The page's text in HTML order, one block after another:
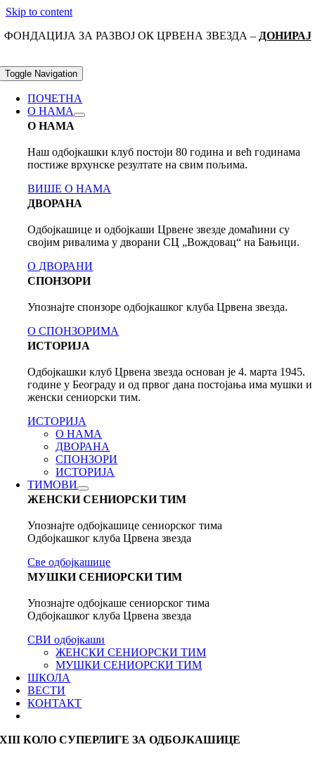
Skip to content
ФОНДАЦИЈА ЗА РАЗВОЈ ОК ЦРВЕНА ЗВЕЗДА – ДОНИРАЈ
Toggle Navigation
ПОЧЕТНА
О НАМА
О НАМА
Наш одбојкашки клуб постоји 80 годинa и већ годинама
постиже врхунске резултате на свим пољима.
ВИШЕ О НАМА
ДВОРАНА
Одбојкашице и одбојкаши Црвене звезде домаћини су
својим ривалима у дворани СЦ „Вождовац“ на Бањици.
О ДВОРАНИ
СПОНЗОРИ
Упознајте спонзоре одбојкашког клуба Црвена звезда.
О СПОНЗОРИМА
ИСТОРИЈА
Одбојкашки клуб Црвена звезда основан је 4. марта 1945.
године у Београду и од првог дана постојања има мушки и
женски сениорски тим.
ИСТОРИЈА
О НАМА
ДВОРАНА
СПОНЗОРИ
ИСТОРИЈА
ТИМОВИ
ЖЕНСКИ СЕНИОРСКИ ТИМ
Упознајте одбојкашице сениорског тима
Одбојкашког клуба Црвена звезда
Све одбојкашице
МУШКИ СЕНИОРСКИ ТИМ
Упознајте одбојкаше сениорског тима
Одбојкашког клуба Црвена звезда
СВИ одбојкаши
ЖЕНСКИ СЕНИОРСКИ ТИМ
МУШКИ СЕНИОРСКИ ТИМ
ШКОЛА
ВЕСТИ
КОНТАКТ
XIII КОЛО СУПЕРЛИГЕ ЗА ОДБОЈКАШИЦЕ